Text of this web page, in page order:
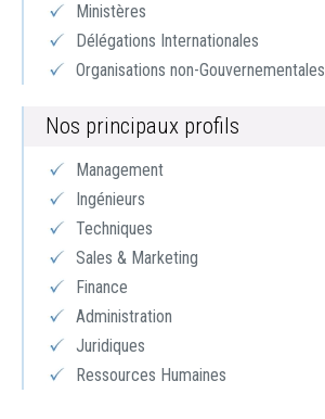
Ministères
Délégations Internationales
Organisations non-Gouvernementales
Nos principaux profils
Management
Ingénieurs
Techniques
Sales & Marketing
Finance
Administration
Juridiques
Ressources Humaines